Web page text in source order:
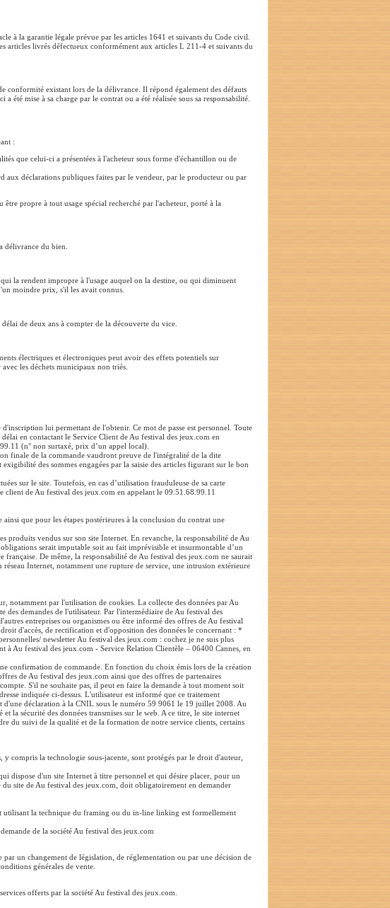
à la garantie légale prévue par les articles 1641 et suivants du Code civil.
articles livrés défectueux conformément aux articles L 211-4 et suivants du
conformité existant lors de la délivrance. Il répond également des défauts
été mise à sa charge par le contrat ou a été réalisée sous sa responsabilité.
:
que celui-ci a présentées à l'acheteur sous forme d'échantillon ou de
aux déclarations publiques faites par le vendeur, par le producteur ou par
propre à tout usage spécial recherché par l'acheteur, porté à la
délivrance du bien.
la rendent impropre à l'usage auquel on la destine, ou qui diminuent
moindre prix, s'il les avait connus.
de deux ans à compter de la découverte du vice.
électriques et électroniques peut avoir des effets potentiels sur
les déchets municipaux non triés.
lui permettant de l'obtenir. Ce mot de passe est personnel. Toute
en contactant le Service Client de Au festival des jeux.com en
(n° non surtaxé, prix d’un appel local).
finale de la commande vaudront preuve de l'intégralité de la dite
des sommes engagées par la saisie des articles figurant sur le bon
sur le site. Toutefois, en cas d’utilisation frauduleuse de sa carte
client de Au festival des jeux.com en appelant le 09.51.68.99.11
que pour les étapes postérieures à la conclusion du contrat une
produits vendus sur son site Internet. En revanche, la responsabilité de Au
serait imputable soit au fait imprévisible et insurmontable d’un
De même, la responsabilité de Au festival des jeux.com ne saurait
Internet, notamment une rupture de service, une intrusion extérieure
notamment par l'utilisation de cookies. La collecte des données par Au
des demandes de l'utilisateur. Par l'intermédiaire de Au festival des
entreprises ou organismes ou être informé des offres de Au festival
d'accès, de rectification et d'opposition des données le concernant : *
newsletter Au festival des jeux.com : cochez je ne suis plus
à Au festival des jeux.com - Service Relation Clientèle – 06400 Cannes, en
confirmation de commande. En fonction du choix émis lors de la création
de Au festival des jeux.com ainsi que des offres de partenaires
S'il ne souhaite pas, il peut en faire la demande à tout moment soit
indiquée ci-dessus. L'utilisateur est informé que ce traitement
d'une déclaration à la CNIL sous le numéro 59 9061 le 19 juillet 2008. Au
la sécurité des données transmises sur le web. A ce titre, le site internet
du suivi de la qualité et de la formation de notre service clients, certains
compris la technologie sous-jacente, sont protégés par le droit d'auteur,
dispose d'un site Internet à titre personnel et qui désire placer, pour un
site de Au festival des jeux.com, doit obligatoirement en demander
utilisant la technique du framing ou du in-line linking est formellement
de la société Au festival des jeux.com
un changement de législation, de réglementation ou par une décision de
générales de vente.
offerts par la société Au festival des jeux.com.